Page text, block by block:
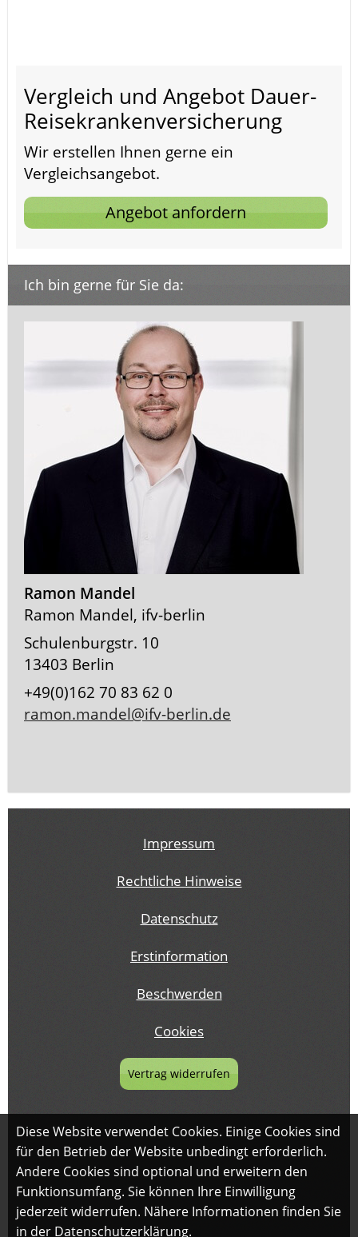
Vergleich und Angebot Dauer-
Reisekrankenversicherung
Wir erstellen Ihnen gerne ein
Vergleichsangebot.
Angebot anfordern
Ich bin gerne für Sie da:
Ramon Mandel
Ramon Mandel, ifv-berlin
Schulenburgstr. 10
13403 Berlin
+49(0)162 70 83 62 0
ramon.mandel@ifv-berlin.de
Impressum
Rechtliche Hinweise
Datenschutz
Erstinformation
Beschwerden
Cookies
Vertrag widerrufen
Diese Website verwendet Cookies. Einige Cookies sind
für den Betrieb der Website unbedingt erforderlich.
Andere Cookies sind optional und erweitern den
Funktionsumfang. Sie können Ihre Einwilligung
jederzeit widerrufen. Nähere Informationen finden Sie
in der Datenschutzerklärung.